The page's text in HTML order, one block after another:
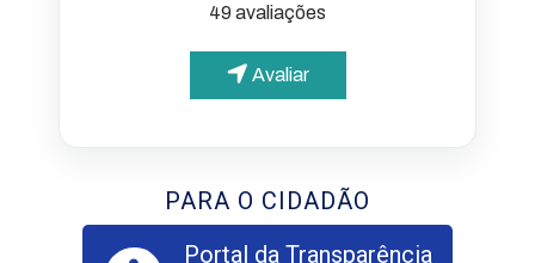
49 avaliações
Avaliar
PARA O CIDADÃO
Portal da Transparência